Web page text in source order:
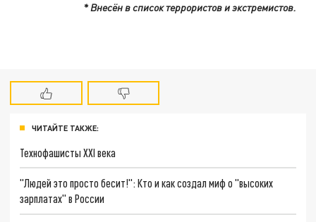
* Внесён в список террористов и экстремистов.
ЧИТАЙТЕ ТАКЖЕ:
Технофашисты XXI века
"Людей это просто бесит!": Кто и как создал миф о "высоких
зарплатах" в России